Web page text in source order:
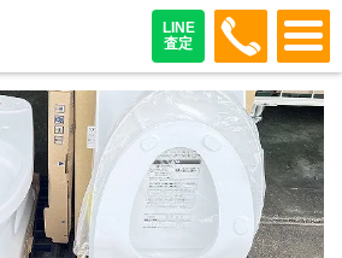
LINE
査定
048-